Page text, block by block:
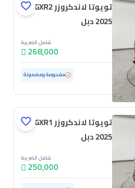
تويوتا لاندكروزر GXR2
2025 دبل
شامل الضريبة
268,000
مفحوصة ومضمونة
تويوتا لاندكروزر GXR1
2025 دبل
شامل الضريبة
250,000